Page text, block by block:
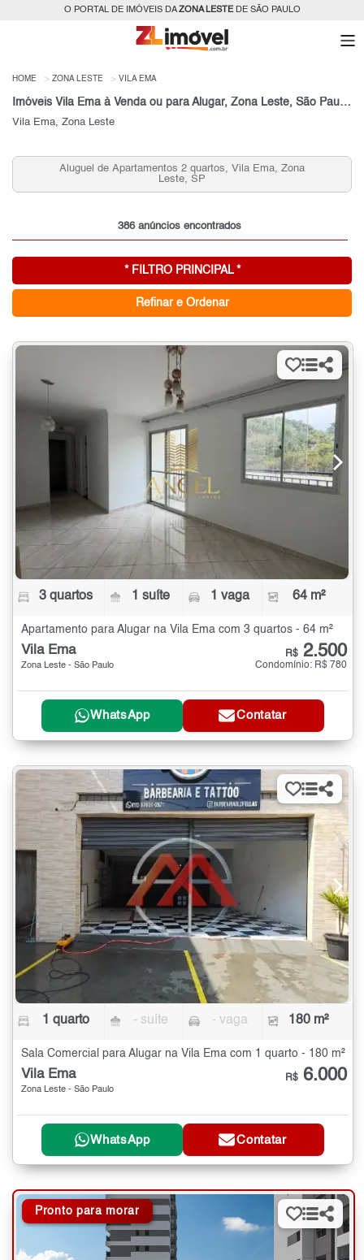
O PORTAL DE IMÓVEIS DAZONA LESTEDE SÃO PAULO
HOME ZONA LESTE VILA EMA
Imóveis Vila Ema à Venda ou para Alugar, Zona Leste, São Paulo, SP
Vila Ema, Zona Leste
Casas 3 Quartos Vila Ema para Venda, Zona Leste, SP
386 anúncios encontrados
* FILTRO PRINCIPAL *
Refinar e Ordenar
3 quartos 1 suíte 1 vaga 64 m²
Apartamento para Alugar na Vila Ema com 3 quartos - 64 m²
Vila Ema
Zona Leste - São Paulo
R$ 2.500
Condomínio: R$ 780
WhatsApp Contatar
1 quarto - suíte - vaga 180 m²
Sala Comercial para Alugar na Vila Ema com 1 quarto - 180 m²
Vila Ema
Zona Leste - São Paulo
R$ 6.000
WhatsApp Contatar
Pronto para morar